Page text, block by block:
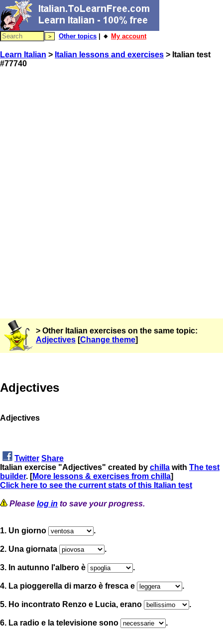
Other topics | 🔸 My account
Learn Italian > Italian lessons and exercises > Italian test
#77740
> Other Italian exercises on the same topic:
Adjectives [Change theme]
Adjectives
Adjectives
Twitter Share
Italian exercise "Adjectives" created by chilla with The test
builder. [More lessons & exercises from chilla]
Click here to see the current stats of this Italian test
Please log in to save your progress.
1. Un giorno .
2. Una giornata .
3. In autunno l'albero è .
4. La pioggerella di marzo è fresca e .
5. Ho incontrato Renzo e Lucia, erano .
6. La radio e la televisione sono .